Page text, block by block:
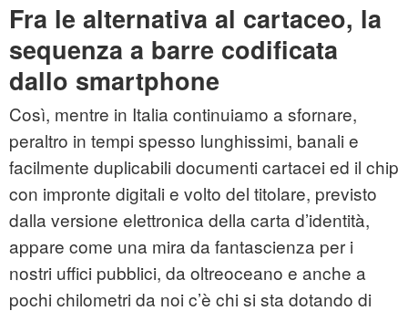
Fra le alternativa al cartaceo, la
sequenza a barre codificata
dallo smartphone
Così, mentre in Italia continuiamo a sfornare,
peraltro in tempi spesso lunghissimi, banali e
facilmente duplicabili documenti cartacei ed il chip
con impronte digitali e volto del titolare, previsto
dalla versione elettronica della carta d’identità,
appare come una mira da fantascienza per i
nostri uffici pubblici, da oltreoceano e anche a
pochi chilometri da noi c’è chi si sta dotando di